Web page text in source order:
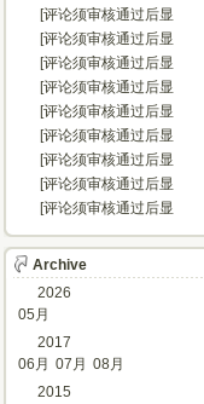
示...]
[评论须审核通过后显
示...]
[评论须审核通过后显
示...]
[评论须审核通过后显
示...]
[评论须审核通过后显
示...]
[评论须审核通过后显
示...]
[评论须审核通过后显
示...]
[评论须审核通过后显
示...]
[评论须审核通过后显
示...]
[评论须审核通过后显
Archive
2026
05月
2017
06月 07月 08月
2015